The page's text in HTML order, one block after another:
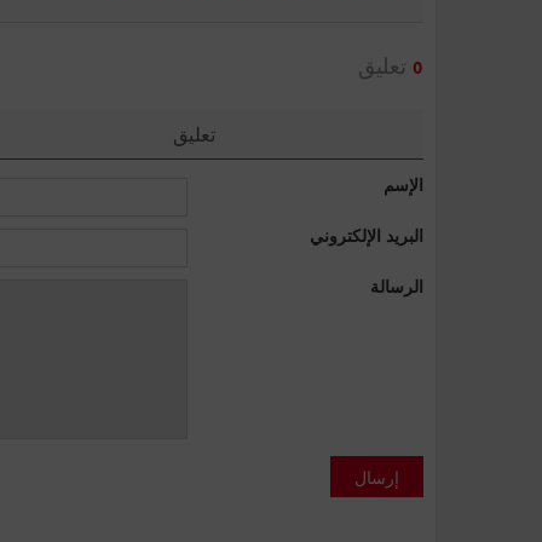
0 تعليق
تعليق
الإسم
البريد الإلكتروني
الرسالة
إرسال